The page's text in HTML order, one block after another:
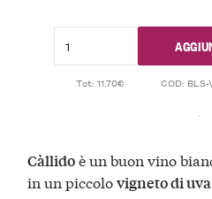
Tot: 11.70€ COD:
Càllidoè un buon vino
in un piccolovigneto di